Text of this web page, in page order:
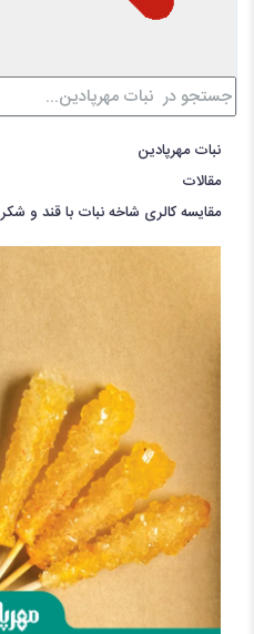
نبات مهرپادین
مقالات
مقایسه کالری شاخه نبات با قند و شکر